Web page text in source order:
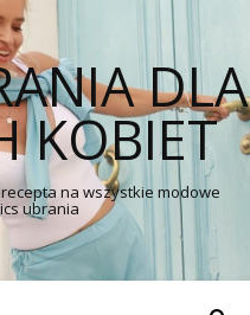
DLA
KOBIET
recepta na wszystkie modowe
ubrania